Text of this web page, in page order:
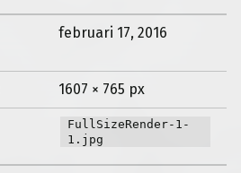
februari 17, 2016
1607 × 765 px
FullSizeRender-1-
1.jpg